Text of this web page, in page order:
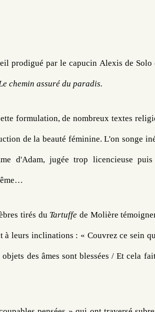
prodigué par le capucin Alexis de Solo
chemin assuré du paradis.
formulation, de nombreux textes
de la beauté féminine. L'on songe
d'Adam, jugée trop licencieuse
tirés du Tartuffe de Molière
à leurs inclinations : « Couvrez ce sein
des âmes sont blessées / Et cela